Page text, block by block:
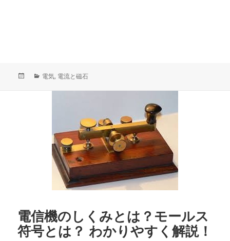
カ
電気, 電流と磁石
電信機のしくみとは？モールス
符号とは？ わかりやすく解説！